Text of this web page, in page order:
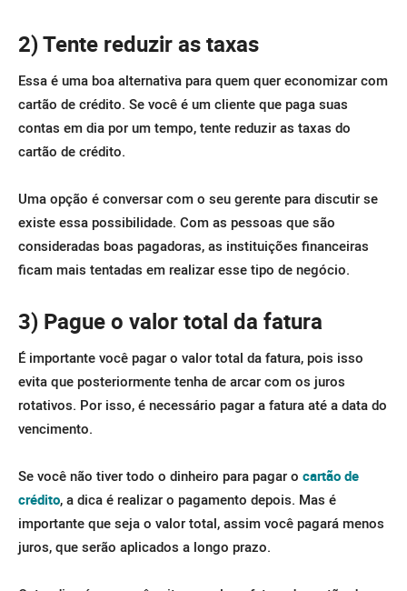
2) Tente reduzir as taxas
Essa é uma boa alternativa para quem quer economizar com
cartão de crédito. Se você é um cliente que paga suas
contas em dia por um tempo, tente reduzir as taxas do
cartão de crédito.
Uma opção é conversar com o seu gerente para discutir se
existe essa possibilidade. Com as pessoas que são
consideradas boas pagadoras, as instituições financeiras
ficam mais tentadas em realizar esse tipo de negócio.
3) Pague o valor total da fatura
É importante você pagar o valor total da fatura, pois isso
evita que posteriormente tenha de arcar com os juros
rotativos. Por isso, é necessário pagar a fatura até a data do
vencimento.
Se você não tiver todo o dinheiro para pagar o cartão de
crédito, a dica é realizar o pagamento depois. Mas é
importante que seja o valor total, assim você pagará menos
juros, que serão aplicados a longo prazo.